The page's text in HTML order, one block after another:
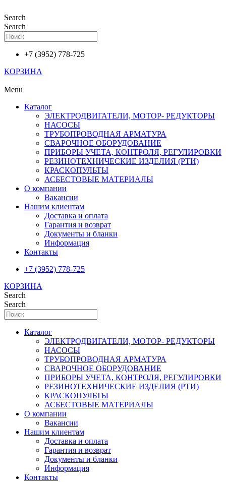
к
содержимому
Search
Search
+7 (3952) 778-725
КОРЗИНА
Menu
Каталог
ЭЛЕКТРОДВИГАТЕЛИ, МОТОР- РЕДУКТОРЫ
НАСОСЫ
ТРУБОПРОВОДНАЯ АРМАТУРА
СВАРОЧНОЕ ОБОРУДОВАНИЕ
ПРИБОРЫ УЧЕТА, КОНТРОЛЯ, РЕГУЛИРОВКИ
РЕЗИНОТЕХНИЧЕСКИЕ ИЗДЕЛИЯ (РТИ)
КРАСКОПУЛЬТЫ
АСБЕСТОВЫЕ МАТЕРИАЛЫ
О компании
Вакансии
Нашим клиентам
Доставка и оплата
Гарантия и возврат
Документы и бланки
Информация
Контакты
+7 (3952) 778-725
КОРЗИНА
Search
Search
Каталог
ЭЛЕКТРОДВИГАТЕЛИ, МОТОР- РЕДУКТОРЫ
НАСОСЫ
ТРУБОПРОВОДНАЯ АРМАТУРА
СВАРОЧНОЕ ОБОРУДОВАНИЕ
ПРИБОРЫ УЧЕТА, КОНТРОЛЯ, РЕГУЛИРОВКИ
РЕЗИНОТЕХНИЧЕСКИЕ ИЗДЕЛИЯ (РТИ)
КРАСКОПУЛЬТЫ
АСБЕСТОВЫЕ МАТЕРИАЛЫ
О компании
Вакансии
Нашим клиентам
Доставка и оплата
Гарантия и возврат
Документы и бланки
Информация
Контакты